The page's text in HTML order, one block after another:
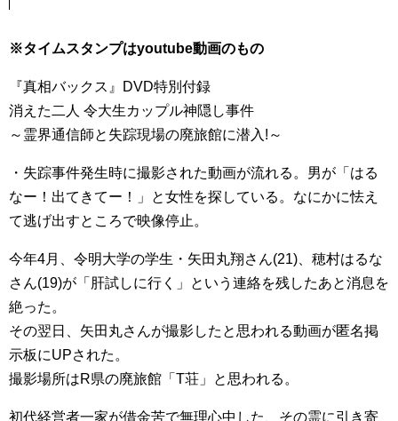
※タイムスタンプはyoutube動画のもの
『真相バックス』DVD特別付録
消えた二人 令大生カップル神隠し事件
～霊界通信師と失踪現場の廃旅館に潜入!～
・失踪事件発生時に撮影された動画が流れる。男が「はる
なー！出てきてー！」と女性を探している。なにかに怯え
て逃げ出すところで映像停止。
今年4月、令明大学の学生・矢田丸翔さん(21)、穂村はるな
さん(19)が「肝試しに行く」という連絡を残したあと消息を
絶った。
その翌日、矢田丸さんが撮影したと思われる動画が匿名掲
示板にUPされた。
撮影場所はR県の廃旅館「T荘」と思われる。
初代経営者一家が借金苦で無理心中した、その霊に引き寄